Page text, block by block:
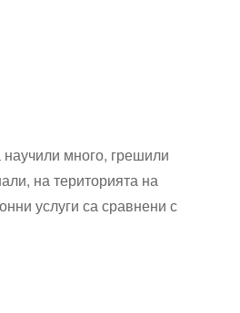
много, грешили
на територията на
услуги са сравнени с